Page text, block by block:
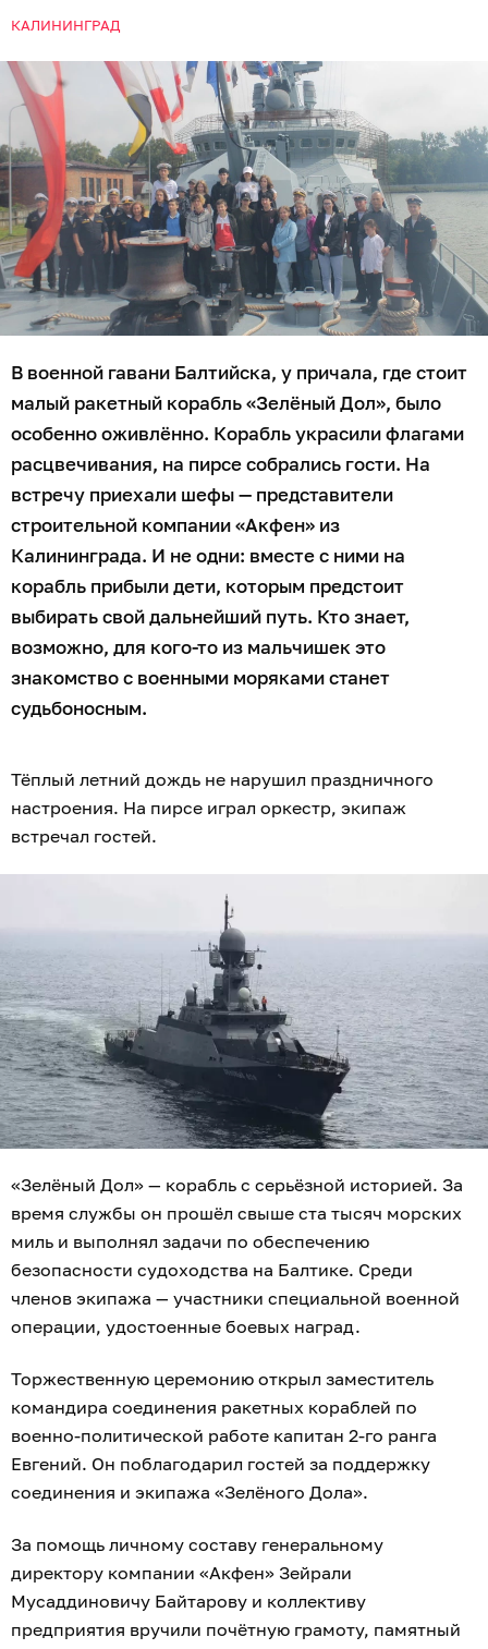
КАЛИНИНГРАД
В военной гавани Балтийска, у причала, где стоит
малый ракетный корабль «Зелёный Дол», было
особенно оживлённо. Корабль украсили флагами
расцвечивания, на пирсе собрались гости. На
встречу приехали шефы — представители
строительной компании «Акфен» из
Калининграда. И не одни: вместе с ними на
корабль прибыли дети, которым предстоит
выбирать свой дальнейший путь. Кто знает,
возможно, для кого-то из мальчишек это
знакомство с военными моряками станет
судьбоносным.
Тёплый летний дождь не нарушил праздничного
настроения. На пирсе играл оркестр, экипаж
встречал гостей.
«Зелёный Дол» — корабль с серьёзной историей. За
время службы он прошёл свыше ста тысяч морских
миль и выполнял задачи по обеспечению
безопасности судоходства на Балтике. Среди
членов экипажа — участники специальной военной
операции, удостоенные боевых наград.
Торжественную церемонию открыл заместитель
командира соединения ракетных кораблей по
военно-политической работе капитан 2-го ранга
Евгений. Он поблагодарил гостей за поддержку
соединения и экипажа «Зелёного Дола».
За помощь личному составу генеральному
директору компании «Акфен» Зейрали
Мусаддиновичу Байтарову и коллективу
предприятия вручили почётную грамоту, памятный